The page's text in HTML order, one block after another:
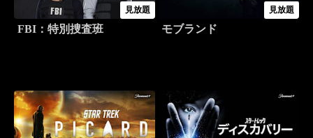
見放題
FBI：特別捜査班
見放題
モブランド